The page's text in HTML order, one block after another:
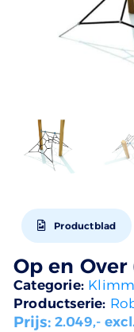
Productblad
Op en Over
Categorie:
Productserie:
Prijs:2.049,-